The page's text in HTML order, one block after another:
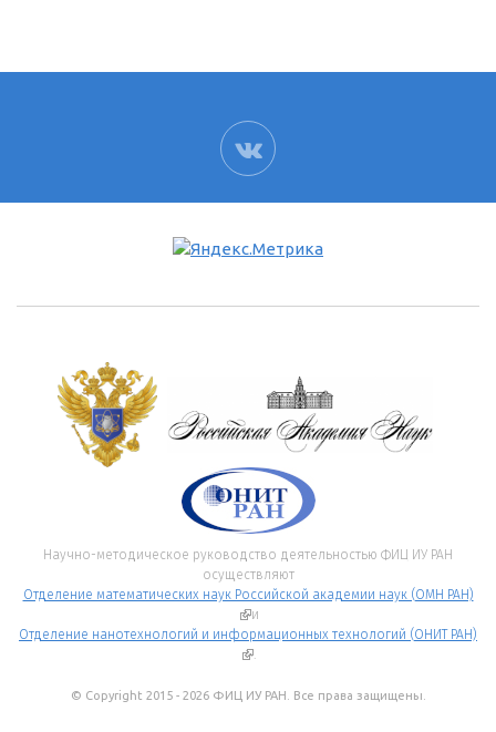
ВК
Научно-методическое руководство деятельностью ФИЦ ИУ РАН
осуществляют
Отделение математических наук Российской академии наук (ОМН РАН)
(внешняя ссылка)
и
Отделение нанотехнологий и информационных технологий (ОНИТ РАН)
(внешняя ссылка)
.
© Copyright 2015 - 2026 ФИЦ ИУ РАН. Все права защищены.